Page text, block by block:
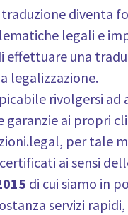
diventa
legali e
effettuare una
legalizzazione.
rivolgersi ad
garanzie ai propri
per tale
ai sensi
di cui siamo in
servizi